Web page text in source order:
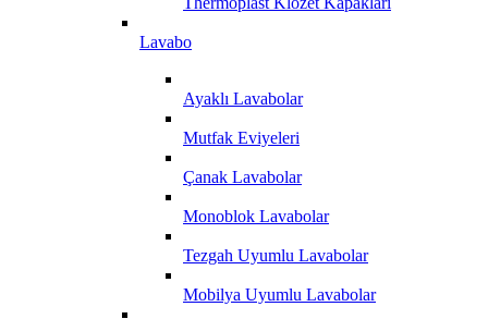
Lavabo
Ayaklı Lavabolar
Mutfak Eviyeleri
Çanak Lavabolar
Monoblok Lavabolar
Tezgah Uyumlu Lavabolar
Mobilya Uyumlu Lavabolar